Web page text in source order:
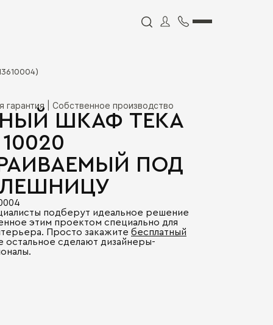
гарантия | Собственное производство
ШКАФ TEKA
10020
ПОД
подберут идеальное решение
этим проектом специально для
Просто закажите бесплатный
остальное сделают дизайнеры-